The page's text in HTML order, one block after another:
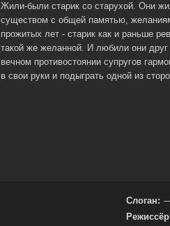
Жили-были старик со старухой. Они
существом с общей памятью,
прожитых лет - старик как и раньше
такой же желанной. И любили они
вечном противостоянии супругов
в свои руки и подыграть одной из
Слоган: